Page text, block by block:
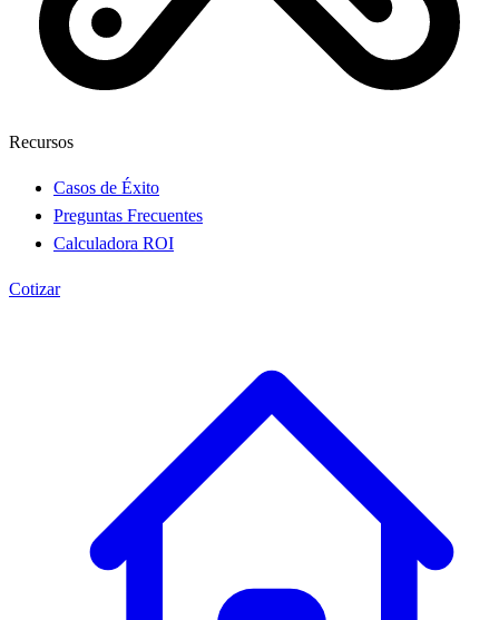
Recursos
Casos de Éxito
Preguntas Frecuentes
Calculadora ROI
Cotizar